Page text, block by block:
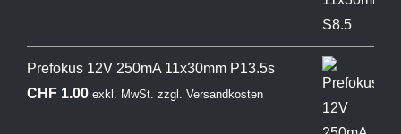
Prefokus 12V 250mA 11x30mm P13.5s
CHF1.00 exkl. MwSt. zzgl. Versandkosten